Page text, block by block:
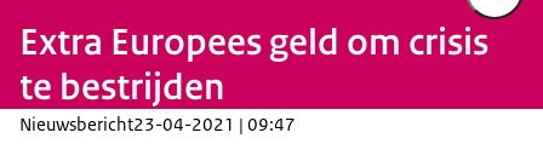
Extra Europees geld om crisis
te bestrijden
Nieuwsbericht23-04-2021 | 09:47